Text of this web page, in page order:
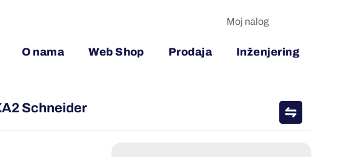
O nama Web Shop Prodaja Inženjering
Moj nalog
Schneider